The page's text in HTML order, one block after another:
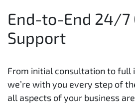
End-to-End 24/7
Support
From initial consultation to full
we’re with you every step of
all aspects of your business